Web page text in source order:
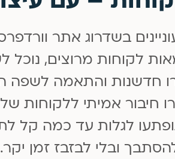
בשדרוג אתר
לקוחות מרוצים,
חיבור אמיתי ללקוחות של
לגלות עד כמה קל
ובלי לבזבז זמן יקר.